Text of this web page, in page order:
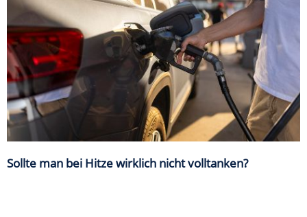
Sollte man bei Hitze wirklich nicht volltanken?